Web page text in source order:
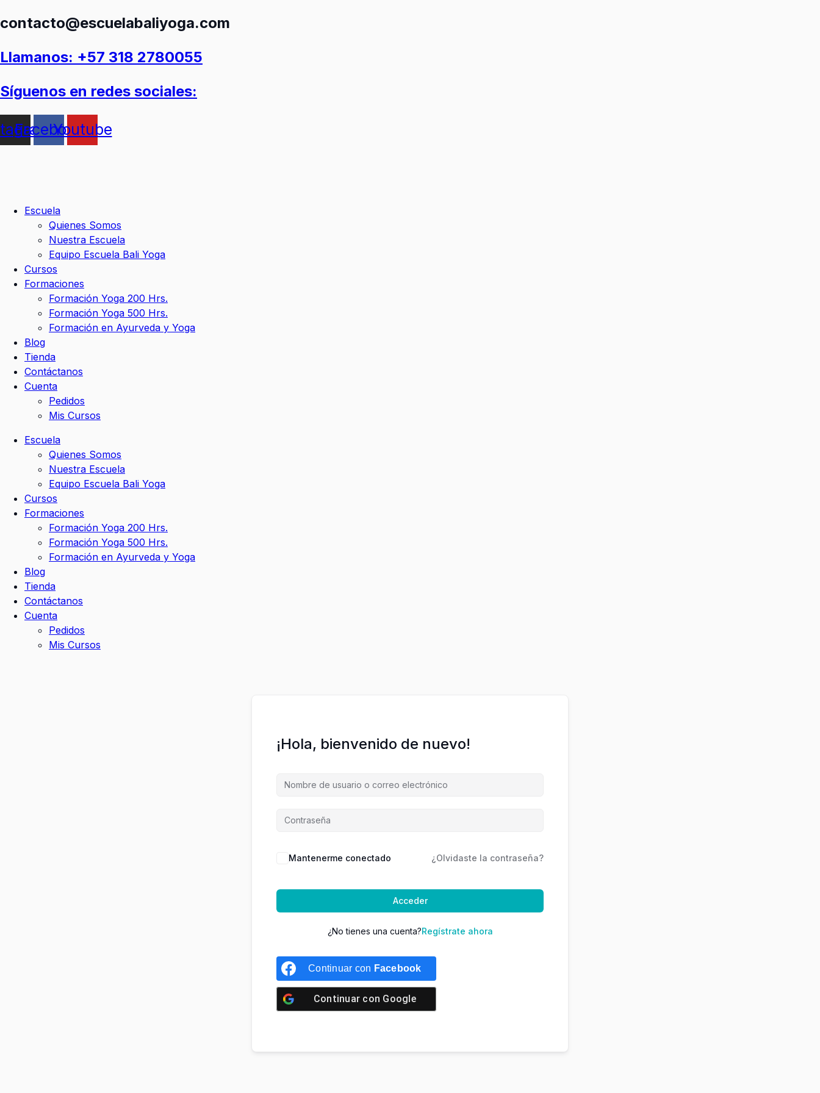
Ir
contacto@escuelabaliyoga.com
Llamanos: +57 318 2780055
Síguenos en redes sociales:
FacebookYoutube
Escuela
Quienes Somos
Nuestra Escuela
Equipo Escuela Bali Yoga
Cursos
Formaciones
Formación Yoga 200 Hrs.
Formación Yoga 500 Hrs.
Formación en Ayurveda y Yoga
Blog
Tienda
Contáctanos
Cuenta
Pedidos
Mis Cursos
Escuela
Quienes Somos
Nuestra Escuela
Equipo Escuela Bali Yoga
Cursos
Formaciones
Formación Yoga 200 Hrs.
Formación Yoga 500 Hrs.
Formación en Ayurveda y Yoga
Blog
Tienda
Contáctanos
Cuenta
Pedidos
Mis Cursos
¡Hola, bienvenido de nuevo!
Mantenerme conectado ¿Olvidaste la contraseña?
Acceder
¿No tienes una cuenta?Regístrate ahora
Continuar con Facebook
Continuar con Google